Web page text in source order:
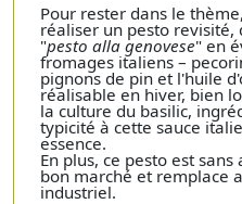
Pour rester dans le
réaliser un pesto revisité,
"pesto alla genovese" en
fromages italiens –
pignons de pin et l'huile
réalisable en hiver, bien
la culture du basilic,
typicité à cette sauce
essence.
En plus, ce pesto est
bon marché et remplace
industriel.